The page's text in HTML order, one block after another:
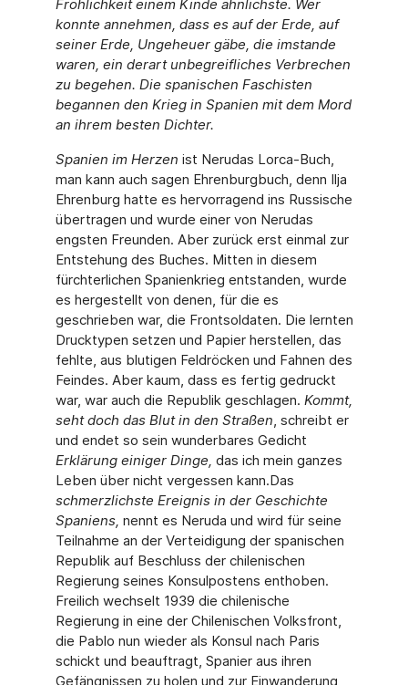
Fröhlichkeit einem Kinde ähnlichste. Wer
konnte annehmen, dass es auf der Erde, auf
seiner Erde, Ungeheuer gäbe, die imstan­de
waren, ein derart unbegreifliches Verbrechen
zu begehen. Die spanischen Faschis­ten
begannen den Krieg in Spanien mit dem Mord
an ihrem besten Dichter.
Spanien im Herzen ist Nerudas Lorca-Buch,
man kann auch sagen Ehrenburgbuch, denn Ilja
Ehrenburg hatte es hervorragend ins Russische
übertragen und wurde einer von Neru­das
engsten Freunden. Aber zurück erst einmal zur
Entstehung des Buches. Mitten in die­sem
fürchterlichen Spanienkrieg entstanden, wurde
es hergestellt von denen, für die es
geschrieben war, die Frontsoldaten. Die lernten
Drucktypen setzen und Papier herstellen, das
fehlte, aus blutigen Feldröcken und Fahnen des
Feindes. Aber kaum, dass es fertig gedruckt
war, war auch die Republik geschlagen. Kommt,
seht doch das Blut in den Stra­ßen, schreibt er
und endet so sein wunderbares Gedicht
Erklärung einiger Dinge, das ich mein ganzes
Leben über nicht vergessen kann.Das
schmerzlichste Ereignis in der Ge­schichte
Spaniens, nennt es Neruda und wird für seine
Teilnahme an der Verteidigung der spanischen
Republik auf Beschluss der chilenischen
Regierung seines Konsulpostens ent­hoben.
Freilich wechselt 1939 die chilenische
Regierung in eine der Chilenischen Volks­front,
die Pablo nun wieder als Konsul nach Paris
schickt und beauftragt, Spanier aus ihren
Gefängnissen zu holen und zur Einwanderung